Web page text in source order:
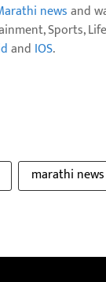
newsand
Sports,
and IOS.
marathi news